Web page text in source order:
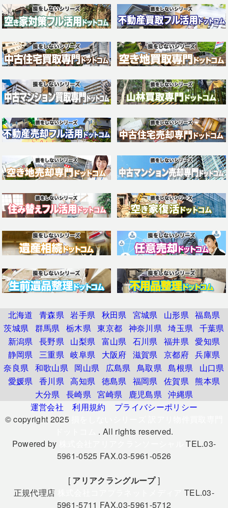
北海道 青森県 岩手県 秋田県 宮城県 山形県 福島県
茨城県 群馬県 栃木県 東京都 神奈川県 埼玉県 千葉県
新潟県 長野県 山梨県 富山県 石川県 福井県 愛知県
静岡県 三重県 岐阜県 大阪府 滋賀県 京都府 兵庫県
奈良県 和歌山県 岡山県 広島県 鳥取県 島根県
山口県
愛媛県 香川県 高知県 徳島県 福岡県 佐賀県 熊本県
大分県 長崎県 宮崎県 鹿児島県 沖縄県
運営会社
利用規約
プライバシーポリシー
© copyright 2025
. All rights reserved.
Powered by
TEL.03-
5961-0525 FAX.03-5961-0526
[ アリアクラングループ]
正規代理店
TEL.03-
5961-5711 FAX.03-5961-5712